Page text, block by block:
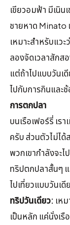
เขียวอมฟ้า มีเนิ
ชายหาด Minato
เหมาะสำหรับแว
ลองจัดเวลาสักส
แต่ถ้าไปแบบวันเ
ไปกับการกินและ
การตกปลา
บนเรือเฟอร์รี่ เ
ครับ ส่วนตัวไม่ได้
พวกเขากำลังจะ
ทริปตกปลาสั้นๆ
ไปเที่ยวแบบวันเ
ทริปวันเดียว: เห
เป็นหลัก แค่นั่งเรื